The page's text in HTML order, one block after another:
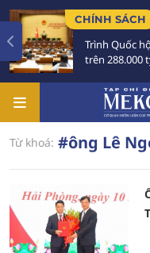
CHÍNH SÁCH
Trình Quốc
trên 288.000
Từ khoá: #ông Lê